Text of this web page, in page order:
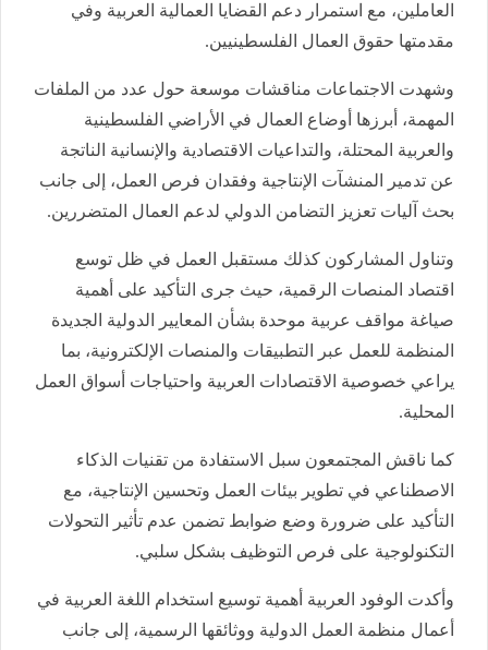
العاملين، مع استمرار دعم القضايا العمالية العربية وفي
مقدمتها حقوق العمال الفلسطينيين.
وشهدت الاجتماعات مناقشات موسعة حول عدد من الملفات
المهمة، أبرزها أوضاع العمال في الأراضي الفلسطينية
والعربية المحتلة، والتداعيات الاقتصادية والإنسانية الناتجة
عن تدمير المنشآت الإنتاجية وفقدان فرص العمل، إلى جانب
بحث آليات تعزيز التضامن الدولي لدعم العمال المتضررين.
وتناول المشاركون كذلك مستقبل العمل في ظل توسع
اقتصاد المنصات الرقمية، حيث جرى التأكيد على أهمية
صياغة مواقف عربية موحدة بشأن المعايير الدولية الجديدة
المنظمة للعمل عبر التطبيقات والمنصات الإلكترونية، بما
يراعي خصوصية الاقتصادات العربية واحتياجات أسواق العمل
المحلية.
كما ناقش المجتمعون سبل الاستفادة من تقنيات الذكاء
الاصطناعي في تطوير بيئات العمل وتحسين الإنتاجية، مع
التأكيد على ضرورة وضع ضوابط تضمن عدم تأثير التحولات
التكنولوجية على فرص التوظيف بشكل سلبي.
وأكدت الوفود العربية أهمية توسيع استخدام اللغة العربية في
أعمال منظمة العمل الدولية ووثائقها الرسمية، إلى جانب